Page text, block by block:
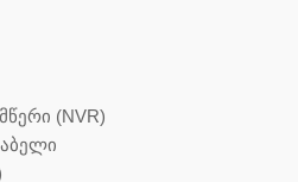
(NVR)